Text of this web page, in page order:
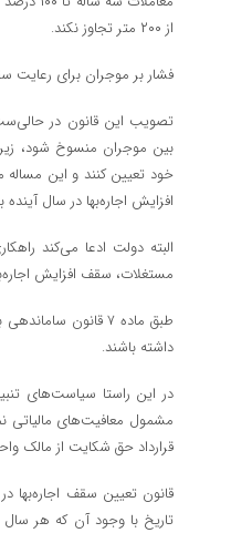
از ۲۰۰ متر تجاوز نکند.
فشار بر موجران برای رعایت
تصویب این قانون در
بین موجران منسوخ شود،
خود تعیین کنند و این
افزایش اجاره‌بها در سال آینده
البته دولت ادعا می‌کند
مستغلات، سقف افزایش
طبق ماده ۷ قانون
داشته باشند.
در این راستا سیاست‌های
مشمول معافیت‌های مالیاتی
قرارداد حق شکایت از مالک
تاریخ با وجود آن که هر